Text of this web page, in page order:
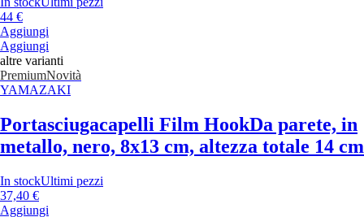
44 €
Aggiungi
Aggiungi
altre varianti
PremiumNovità
YAMAZAKI
Portasciugacapelli Film HookDa parete, in
metallo, nero, 8x13 cm, altezza totale 14 cm
In stockUltimi pezzi
37,40 €
Aggiungi